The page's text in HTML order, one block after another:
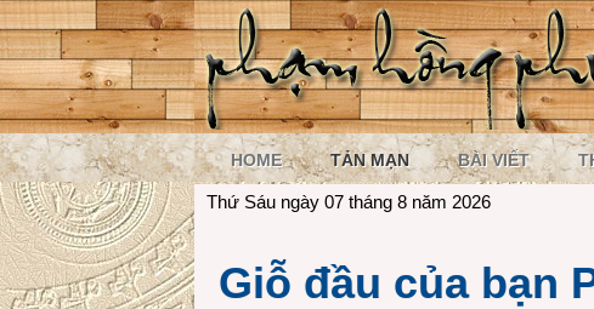
HOME TẢN MẠN BÀI VIẾT
Thứ Sáu ngày 07 tháng 8 năm 2026
Giỗ đầu của bạn